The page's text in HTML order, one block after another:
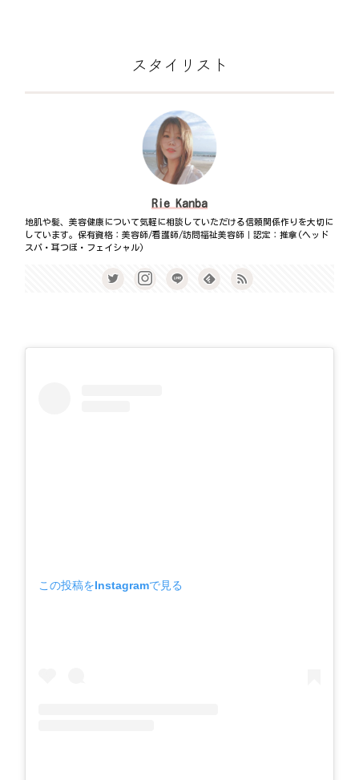
スタイリスト
Rie Kanba
地肌や髪、美容健康について気軽に相談していただける信頼関係作りを大切に
しています。保有資格：美容師/看護師/訪問福祉美容師｜認定：推拿(ヘッド
スパ・耳つぼ・フェイシャル)
この投稿をInstagramで見る